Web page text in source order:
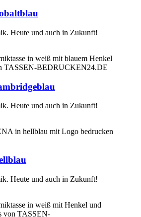
Heute und auch in Zukunft!
Heute und auch in Zukunft!
Heute und auch in Zukunft!